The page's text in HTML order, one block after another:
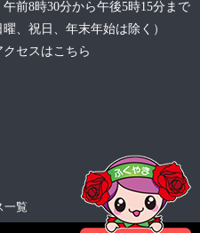
午前8時30分から午後5時15分まで
曜、祝日、年末年始は除く）
セスはこちら
一覧